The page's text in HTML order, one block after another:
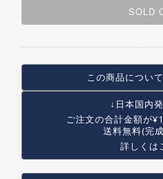
SOLD
この商品につい
↓日本国内
ご注文の合計金額が
送料無料(完
詳しくは